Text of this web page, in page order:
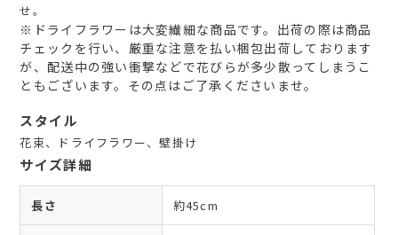
せ。
※ドライフラワーは大変繊細な商品です。出荷の際は商品
チェックを行い、厳重な注意を払い梱包出荷しております
が、配送中の強い衝撃などで花びらが多少散ってしまうこ
ともございます。その点はご了承くださいませ。
スタイル
花束、ドライフラワー、壁掛け
サイズ詳細
長さ 約45cm